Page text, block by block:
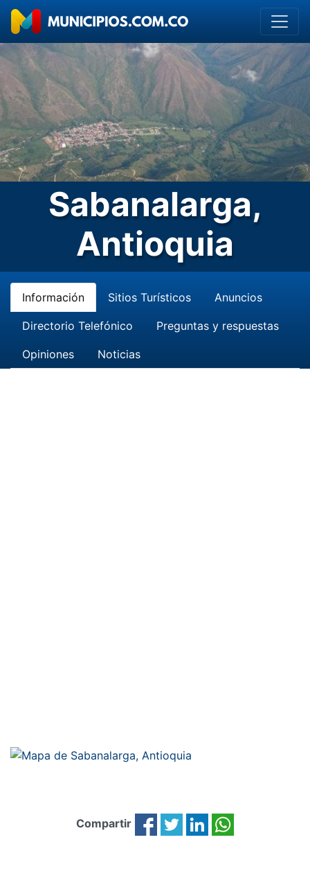
Sabanalarga,
Antioquia
Información Sitios Turísticos Anuncios
Directorio Telefónico Preguntas y respuestas
Opiniones Noticias
Compartir